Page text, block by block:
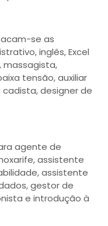
se as
inglês, Excel
massagista,
tensão, auxiliar
designer de
agente de
assistente
assistente
gestor de
e introdução à